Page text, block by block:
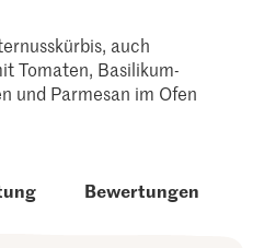
auch
Tomaten, Basilikum-
und Parmesan im Ofen
Bewertungen